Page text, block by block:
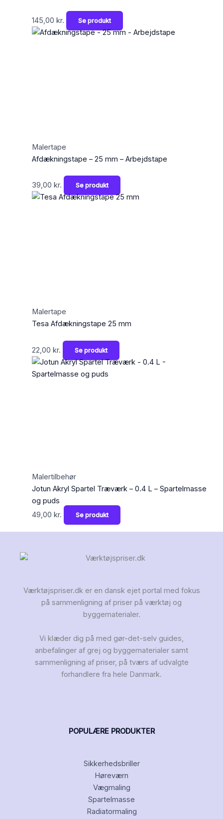
145,00 kr. Se produkt
Malertape
Afdækningstape – 25 mm – Arbejdstape
39,00 kr. Se produkt
Malertape
Tesa Afdækningstape 25 mm
22,00 kr. Se produkt
Malertilbehør
Jotun Akryl Spartel Træværk – 0.4 L – Spartelmasse
og puds
49,00 kr. Se produkt
Værktøjspriser.dk er en dansk ejet portal med fokus
på sammenligning af priser på værktøj og
byggematerialer.
Vi klæder dig på med gør-det-selv guides,
anbefalinger af grej og byggematerialer samt
sammenligning af priser, på tværs af udvalgte
forhandlere fra hele Danmark.
POPULÆRE PRODUKTER
Sikkerhedsbriller
Høreværn
Vægmaling
Spartelmasse
Radiatormaling